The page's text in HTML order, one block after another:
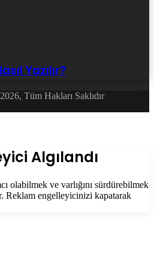
Yazılır?
Tüm Hakları Saklıdır
Algılandı
olabilmek ve varlığını sürdürebilmek
Reklam engelleyicinizi kapatarak